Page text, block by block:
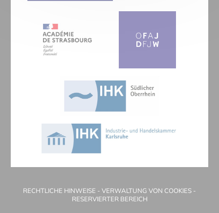
RECHTLICHE HINWEISE - VERWALTUNG VON COOKIES -
RESERVIERTER BEREICH